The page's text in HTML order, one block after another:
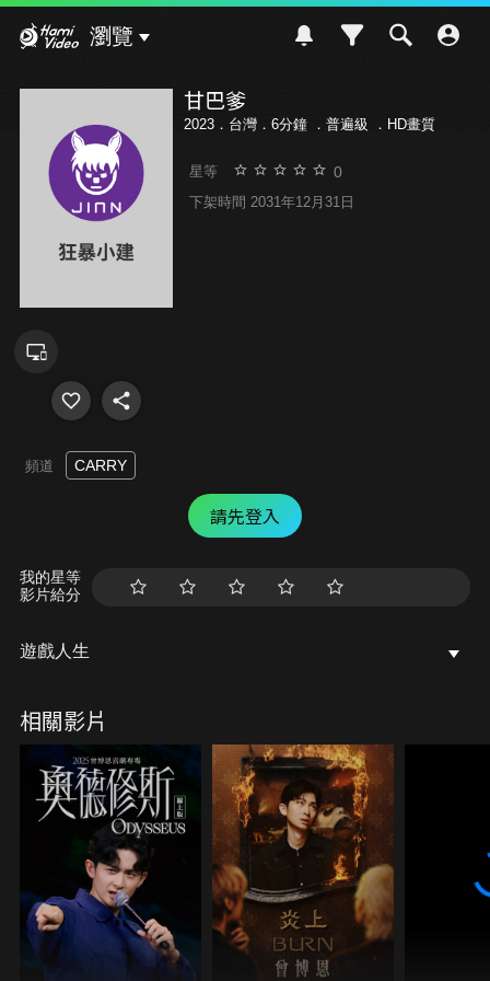
瀏覽
甘巴爹
2023．台灣．6分鐘 ． 普遍級 ．HD畫質
星等 0
下架時間 2031年12月31日
頻道 CARRY
請先登入
我的星等
影片給分
遊戲人生
相關影片